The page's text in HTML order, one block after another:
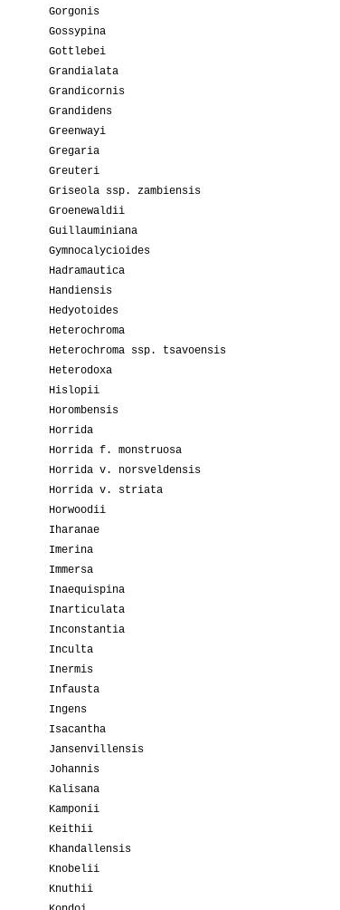
Gorgonis
Gossypina
Gottlebei
Grandialata
Grandicornis
Grandidens
Greenwayi
Gregaria
Greuteri
Griseola ssp. zambiensis
Groenewaldii
Guillauminiana
Gymnocalycioides
Hadramautica
Handiensis
Hedyotoides
Heterochroma
Heterochroma ssp. tsavoensis
Heterodoxa
Hislopii
Horombensis
Horrida
Horrida f. monstruosa
Horrida v. norsveldensis
Horrida v. striata
Horwoodii
Iharanae
Imerina
Immersa
Inaequispina
Inarticulata
Inconstantia
Inculta
Inermis
Infausta
Ingens
Isacantha
Jansenvillensis
Johannis
Kalisana
Kamponii
Keithii
Khandallensis
Knobelii
Knuthii